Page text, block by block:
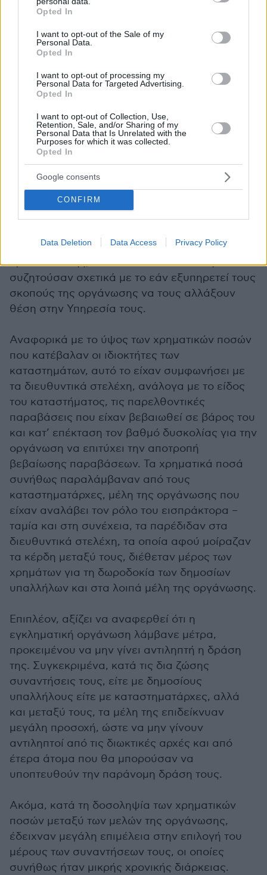
grant or deny consent to Google and its third-party tags to
use your data for below specified purposes in below Google
consent section.
Opted In
I want to opt-out of the Sale of my
Personal Data.
Opted In
I want to opt-out of processing my
Personal Data for Targeted Advertising.
Opted In
I want to opt-out of Collection, Use,
Retention, Sale, and/or Sharing of my
Personal Data that Is Unrelated with the
Purposes for which it was collected.
Opted In
Google consents
CONFIRM
Data Deletion Data Access Privacy Policy
Σε περιπτώσεις που οι καταστηματάρχες δεν
δέχονταν να ενταχθούν υπό την προστασία της
οργάνωσης, τα διευθυντικά στελέχη τους
απειλούσαν ότι θα διενεργηθούν εκ νέου
έλεγχοι στις επιχειρήσεις τους και θα τους
ενέδιδαν στην απειλή, έδιναν τότε εντολή
στους αρμόδιος υπαλλήλους-μέλη να προβούν,
όπως προαναφέρθηκε, στους σχετικούς
Επίσης, όταν υπάλληλοι που δεν συμμετείχαν
των καταστημάτων που τελούσαν υπό την
προστασία της, τα διευθυντικά στελέχη
συζητούσαν σχετικά με το εάν εξυπηρετεί τους
σκοπούς της οργάνωσης να τους αλλάξουν
θέση στην Υπηρεσία τους.
Αναφορικά με το ύψος των χρηματικών ποσών
που κατέβαλαν οι ιδιοκτήτες των
καταστημάτων, αυτό το είχαν συμφωνήσει με
τα διευθυντικά στελέχη, ανάλογα με το είδος
του καταστήματος, τις παρελθοντικές
παραβάσεις που είχαν βεβαιωθεί σε βάρος του
και κατ’ επέκταση τον βαθμό δυσκολίας για την
οργάνωση να επιτύχει την αποτροπή
βεβαίωσης παραβάσεων. Τα χρηματικά ποσά
συνήθως παραλάμβαναν από τους
καταστηματάρχες, μέλη της οργάνωσης που
είχαν αναλάβει τον ρόλο του εισπράκτορα –
ταμία και στη συνέχεια, τα παρέδιδαν στα
διευθυντικά στελέχη, τα οποία αφού μοίραζαν
τα κέρδη μεταξύ τους, διέθεταν μέρος των
χρημάτων για τη δωροδοκία των δημοσίων
υπαλλήλων και στα λοιπά μέλη της οργάνωσης.
Επιπλέον, αξίζει να αναφερθεί ότι η
εγκληματική οργάνωση λάμβανε μέτρα,
προκειμένου να μην γίνει αντιληπτή η δράση
της. Συγκεκριμένα, κατά τις δια ζώσης
συναντήσεις τους, είτε με δημοσίους
υπαλλήλους είτε με καταστηματάρχες, αλλά
και μεταξύ τους, τα μέλη της επιδείκνυαν
μεγάλη προσοχή, ώστε να μην γίνουν
αντιληπτοί από τις διωκτικές αρχές και από
έτερα άτομα που θα μπορούσαν να
υποπτευθούν την παράνομη δράση τους.
Ακόμα, κατά τη δοσοληψία των χρηματικών
ποσών μεταξύ των μελών της οργάνωσης,
έδειχναν μεγάλη επιμέλεια στην επιλογή του
μέρους των συναντήσεων τους, οι οποίες
συνήθως ήταν μικρής χρονικής διάρκειας.